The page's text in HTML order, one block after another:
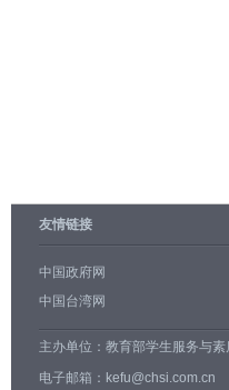
友情链接
中国政府网
中国台湾网
主办单位： 教育部学生服务与
电子邮箱：kefu@chsi.com.cn